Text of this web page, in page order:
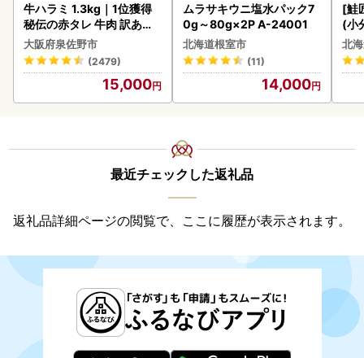
牛ハラミ 1.3kg｜1位獲得
秘伝の赤タレ 牛肉 訳あり
焼肉 BBQ
大阪府泉佐野市
(2479)
15,000
ムラサキウニ塩水パック7
0g～80g×2P A-24001
北海道根室市
(11)
14,000
[鮭
(小
5
北
最近チェックした返礼品
返礼品詳細ページの閲覧で、ここに履歴が表示されます。